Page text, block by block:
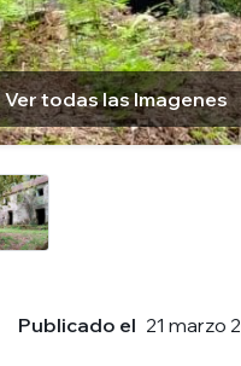
Ver todas las Imagenes
Publicado el 21 marzo